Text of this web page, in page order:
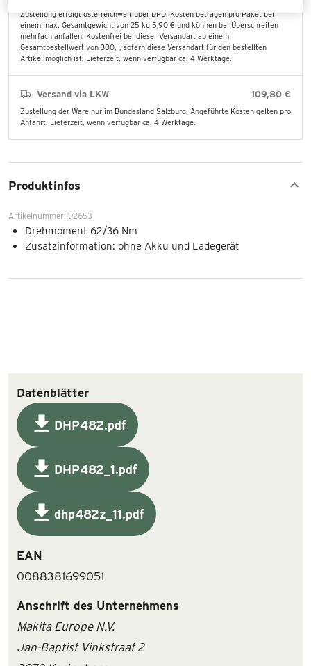
Zustellung erfolgt österreichweit über DPD. Kosten betragen pro Paket bei
einem max. Gesamtgewicht von 25 kg 5,90 € und können bei Überschreiten
mehrfach anfallen. Kostenfrei bei dieser Versandart ab einem
Gesamtbestellwert von 300,-, sofern diese Versandart für den bestellten
Artikel möglich ist. Lieferzeit, wenn verfügbar ca. 4 Werktage.
Versand via LKW 109,80 €
Zustellung der Ware nur im Bundesland Salzburg. Angeführte Kosten gelten pro
Anfahrt. Lieferzeit, wenn verfügbar ca. 4 Werktage.
Produktinfos
Artikelnummer: 92653
Drehmoment 62/36 Nm
Zusatzinformation: ohne Akku und Ladegerät
Datenblätter
DHP482.pdf
DHP482_1.pdf
dhp482z_11.pdf
EAN
0088381699051
Anschrift des Unternehmens
Makita Europe N.V.
Jan-Baptist Vinkstraat 2